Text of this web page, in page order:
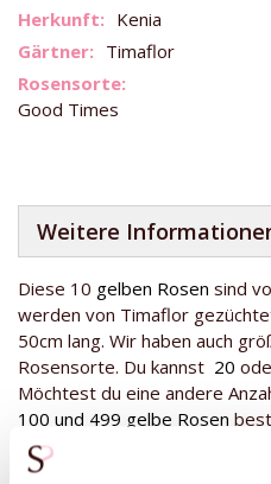
Kenia
Timaflor
Good Times
Weitere
Diese 10 gelben Rosen sind
werden von Timaflor
50cm lang. Wir haben auch
Rosensorte. Du kannst 20
Möchtest du eine andere
100 und 499 gelbe Rosen
die Kategorie eine eigene
und versenden.